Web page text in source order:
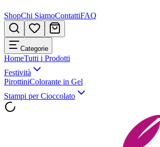
ShopChi SiamoContattiFAQ
Categorie
HomeTutti i Prodotti
Festività
PirottiniColorante in Gel
Stampi per Cioccolato